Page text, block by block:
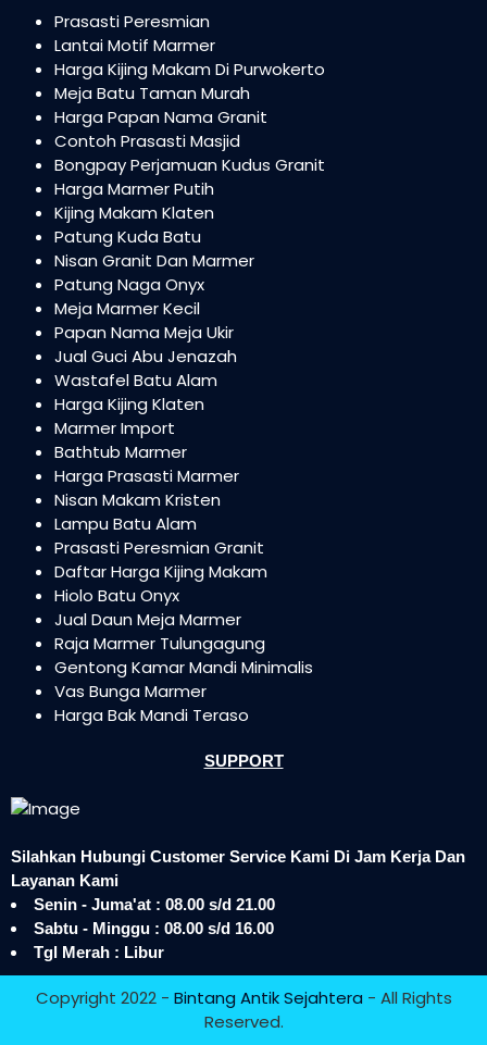
Prasasti Peresmian
Lantai Motif Marmer
Harga Kijing Makam Di Purwokerto
Meja Batu Taman Murah
Harga Papan Nama Granit
Contoh Prasasti Masjid
Bongpay Perjamuan Kudus Granit
Harga Marmer Putih
Kijing Makam Klaten
Patung Kuda Batu
Nisan Granit Dan Marmer
Patung Naga Onyx
Meja Marmer Kecil
Papan Nama Meja Ukir
Jual Guci Abu Jenazah
Wastafel Batu Alam
Harga Kijing Klaten
Marmer Import
Bathtub Marmer
Harga Prasasti Marmer
Nisan Makam Kristen
Lampu Batu Alam
Prasasti Peresmian Granit
Daftar Harga Kijing Makam
Hiolo Batu Onyx
Jual Daun Meja Marmer
Raja Marmer Tulungagung
Gentong Kamar Mandi Minimalis
Vas Bunga Marmer
Harga Bak Mandi Teraso
SUPPORT
Silahkan Hubungi Customer Service Kami Di Jam Kerja Dan
Layanan Kami
Senin - Juma'at : 08.00 s/d 21.00
Sabtu - Minggu : 08.00 s/d 16.00
Tgl Merah : Libur
Copyright 2022 - Bintang Antik Sejahtera - All Rights
Reserved.